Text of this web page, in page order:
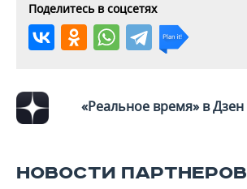
ВОЛЕЙБОЛ
ФИГУРНОЕ КАТАНИЕ
ХОККЕЙ С МЯЧОМ
ИСТОРИЯ
МЕДИЦИНА
ПРОИСШЕСТВИЯ
СПИСОК ПЕРСОН
ПОЛНАЯ ВЕРСИЯ
Поделитесь в соцсетях
«Реальное время» в Дзен
НОВОСТИ ПАРТНЕРОВ